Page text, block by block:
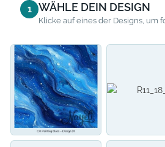
1 WÄHLE DEIN DESIGN
Klicke auf eines der Designs, um